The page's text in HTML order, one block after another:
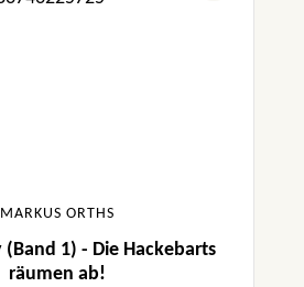
MARKUS ORTHS
(Band 1) - Die Hackebarts
räumen ab!